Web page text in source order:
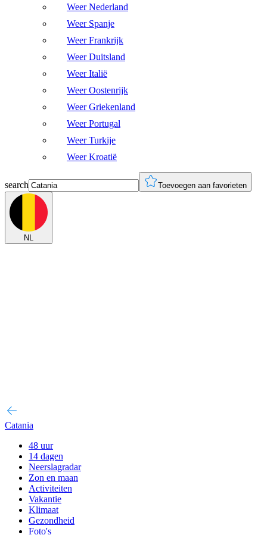
Weer Nederland
Weer Spanje
Weer Frankrijk
Weer Duitsland
Weer Italië
Weer Oostenrijk
Weer Griekenland
Weer Portugal
Weer Turkije
Weer Kroatië
search Toevoegen aan favorieten
NL
Catania
48 uur
14 dagen
Neerslagradar
Zon en maan
Activiteiten
Vakantie
Klimaat
Gezondheid
Foto's